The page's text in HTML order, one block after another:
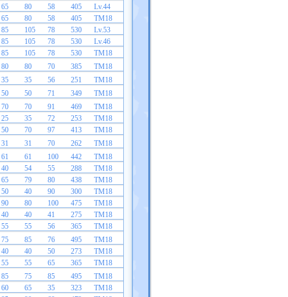
65 80 58 405
Lv.44
65 80 58 405
TM18
85 105 78 530
Lv.53
85 105 78 530
Lv.46
85 105 78 530
TM18
80 80 70 385
TM18
35 35 56 251
TM18
50 50 71 349
TM18
70 70 91 469
TM18
25 35 72 253
TM18
50 70 97 413
TM18
31 31 70 262
TM18
61 61 100 442
TM18
40 54 55 288
TM18
65 79 80 438
TM18
50 40 90 300
TM18
90 80 100 475
TM18
40 40 41 275
TM18
55 55 56 365
TM18
75 85 76 495
TM18
40 40 50 273
TM18
55 55 65 365
TM18
85 75 85 495
TM18
60 65 35 323
TM18